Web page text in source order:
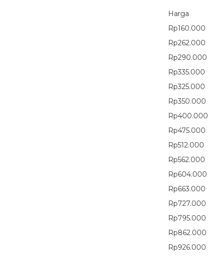
Harga
Rp160.000
Rp262.000
Rp290.000
Rp335.000
Rp325.000
Rp350.000
Rp400.000
Rp475.000
Rp512.000
Rp562.000
Rp604.000
Rp663.000
Rp727.000
Rp795.000
Rp862.000
Rp926.000